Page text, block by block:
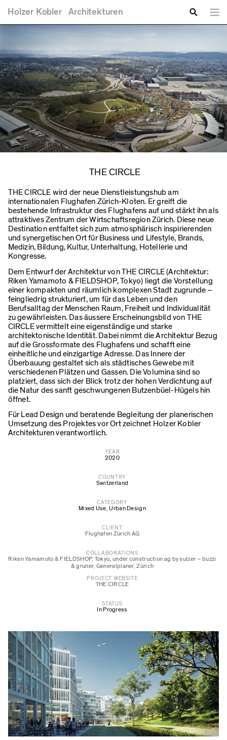
Holzer Kobler Architekturen
Enter your keywords
You are here
THE CIRCLE
THE CIRCLE wird der neue Dienstleistungshub am
internationalen Flughafen Zürich-Kloten. Er greift die
bestehende Infrastruktur des Flughafens auf und stärkt ihn als
attraktives Zentrum der Wirtschaftsregion Zürich. Diese neue
Destination entfaltet sich zum atmosphärisch inspirierenden
und synergetischen Ort für Business und Lifestyle, Brands,
Medizin, Bildung, Kultur, Unterhaltung, Hotellerie und
Kongresse.
Dem Entwurf der Architektur von THE CIRCLE (Architektur:
Riken Yamamoto & FIELDSHOP, Tokyo) liegt die Vorstellung
einer kompakten und räumlich komplexen Stadt zugrunde –
feingliedrig strukturiert, um für das Leben und den
Berufsalltag der Menschen Raum, Freiheit und Individualität
zu gewährleisten. Das äussere Erscheinungsbild von THE
CIRCLE vermittelt eine eigenständige und starke
architektonische Identität. Dabei nimmt die Architektur Bezug
auf die Grossformate des Flughafens und schafft eine
einheitliche und einzigartige Adresse. Das Innere der
Überbauung gestaltet sich als städtisches Gewebe mit
verschiedenen Plätzen und Gassen. Die Volumina sind so
platziert, dass sich der Blick trotz der hohen Verdichtung auf
die Natur des sanft geschwungenen Butzenbüel-Hügels hin
öffnet.
Für Lead Design und beratende Begleitung der planerischen
Umsetzung des Projektes vor Ort zeichnet Holzer Kobler
Architekturen verantwortlich.
YEAR
2020
COUNTRY
Switzerland
CATEGORY
Mixed Use,Urban Design
CLIENT
Flughafen Zürich AG
COLLABORATIONS
Riken Yamamoto & FIELDSHOP, Tokyo, under construction ag by sulzer – buzzi
& gruner, Generalplaner, Zürich
PROJECT WEBSITE
THE CIRCLE
STATUS
In Progress